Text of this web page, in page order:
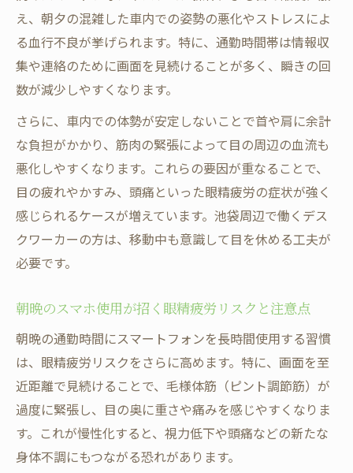
え、朝夕の混雑した車内での姿勢の悪化やストレスによ
る血行不良が挙げられます。特に、通勤時間帯は情報収
集や連絡のために画面を見続けることが多く、瞬きの回
数が減少しやすくなります。
さらに、車内での体勢が安定しないことで首や肩に余計
な負担がかかり、筋肉の緊張によって目の周辺の血流も
悪化しやすくなります。これらの要因が重なることで、
目の疲れやかすみ、頭痛といった眼精疲労の症状が強く
感じられるケースが増えています。池袋周辺で働くデス
クワーカーの方は、移動中も意識して目を休める工夫が
必要です。
朝晩のスマホ使用が招く眼精疲労リスクと注意点
朝晩の通勤時間にスマートフォンを長時間使用する習慣
は、眼精疲労リスクをさらに高めます。特に、画面を至
近距離で見続けることで、毛様体筋（ピント調節筋）が
過度に緊張し、目の奥に重さや痛みを感じやすくなりま
す。これが慢性化すると、視力低下や頭痛などの新たな
身体不調にもつながる恐れがあります。